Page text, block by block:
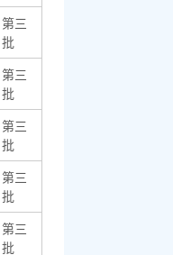
第三
批
第三
批
第三
批
第三
批
第三
批